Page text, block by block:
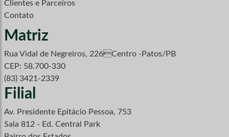
Clientes e Parceiros
Contato
Matriz
Rua Vidal de Negreiros, 226Centro -Patos/PB
CEP: 58.700-330
(83) 3421-2339
Filial
Av. Presidente Epitácio Pessoa, 753
Sala 812 - Ed. Central Park